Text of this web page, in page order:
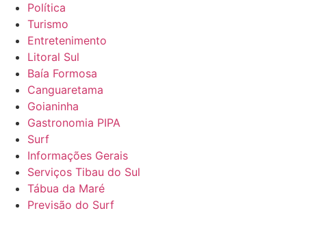
Política
Turismo
Entretenimento
Litoral Sul
Baía Formosa
Canguaretama
Goianinha
Gastronomia PIPA
Surf
Informações Gerais
Serviços Tibau do Sul
Tábua da Maré
Previsão do Surf